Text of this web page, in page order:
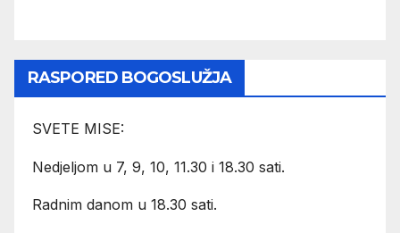
RASPORED BOGOSLUŽJA
SVETE MISE:
Nedjeljom u 7, 9, 10, 11.30 i 18.30 sati.
Radnim danom u 18.30 sati.